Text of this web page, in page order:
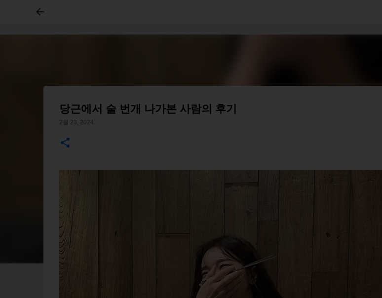
당근에서 술 번개 나가본 사람의 후기
2월 23, 2024